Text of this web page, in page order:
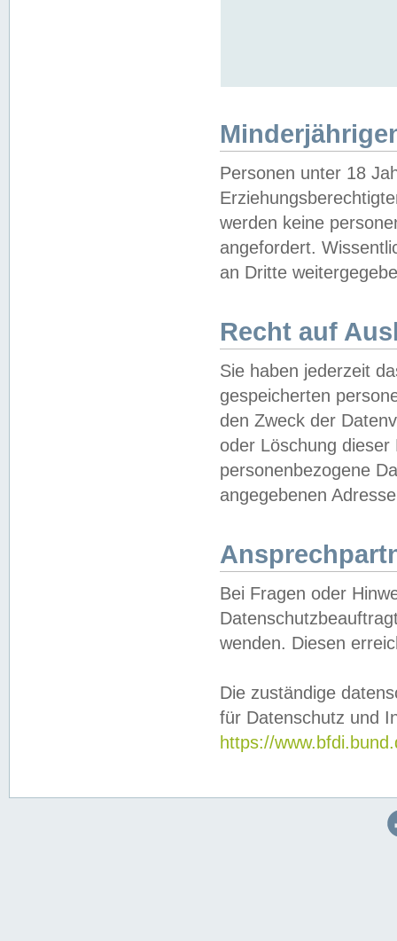
Personen unter 18
werden keine
angefordert.
an Dritte
Recht auf
Sie haben jederzeit
gespeicherten
den Zweck der
oder Löschung
personenbezogene
angegebenen
Bei Fragen oder
wenden. Diesen
Die zuständige
für Datenschutz und
https://